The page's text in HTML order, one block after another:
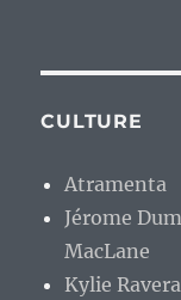
CULTURE
Atramenta
Jérome
MacLane
Kylie Ravera